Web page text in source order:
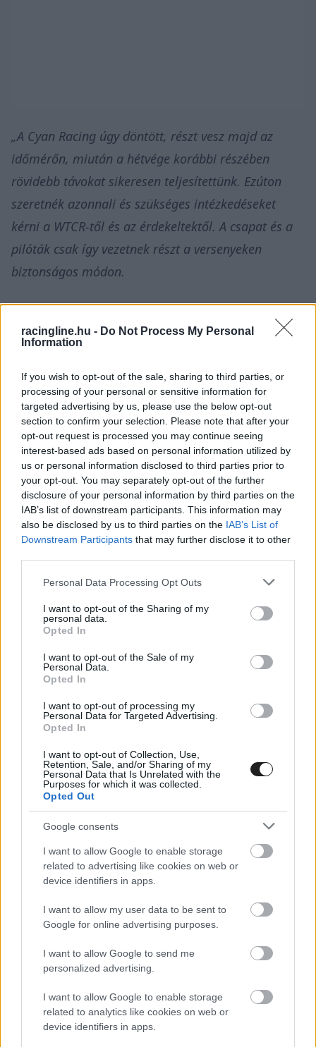
racingline.hu - Do Not Process My Personal
Information
If you wish to opt-out of the sale, sharing to third parties, or
processing of your personal or sensitive information for
targeted advertising by us, please use the below opt-out
section to confirm your selection. Please note that after your
opt-out request is processed you may continue seeing
interest-based ads based on personal information utilized by
us or personal information disclosed to third parties prior to
your opt-out. You may separately opt-out of the further
disclosure of your personal information by third parties on the
IAB’s list of downstream participants. This information may
also be disclosed by us to third parties on the IAB’s List of
Downstream Participants that may further disclose it to other
Please note that this website/app uses one or more Google
not limited to your visit or usage behaviour. You may click to
grant or deny consent to Google and its third-party tags to
use your data for below specified purposes in below Google
consent section.
Personal Data Processing Opt Outs
I want to opt-out of the Sharing of my
personal data.
Opted In
I want to opt-out of the Sale of my
Personal Data.
Opted In
I want to opt-out of processing my
Personal Data for Targeted Advertising.
Opted In
I want to opt-out of Collection, Use,
Retention, Sale, and/or Sharing of my
Personal Data that Is Unrelated with the
Purposes for which it was collected.
Opted Out
Google consents
I want to allow Google to enable storage
related to advertising like cookies on web or
device identifiers in apps.
I want to allow my user data to be sent to
Google for online advertising purposes.
I want to allow Google to send me
personalized advertising.
I want to allow Google to enable storage
related to analytics like cookies on web or
device identifiers in apps.
„A Cyan Racing úgy döntött, részt vesz majd az
időmérőn, miután a hétvége korábbi részében
rövidebb távokat sikeresen teljesítettünk. Ezúton
szeretnék azonnali és szükséges intézkedéseket
kérni a WTCR-től és az érdekeltektől. A csapat és a
pilóták csak így vezetnek részt a versenyeken
biztonságos módon.
Végleges döntést a versenyen való részvételről a
jogosultak intézkedése alapján fogunk hozni.”
A WTCR vallelungai második szabadedzésen
Yvan Muller 220 km/h-nál kapott defektet, a
baleset következtében pedig a Lynk & Co
azonnali intézkedés vár a szervezőktől.
„Nem tudjuk, mit próbálhatnánk ki, ót különböző
gondjai. Azt mondták, maximum 4,5°-os
dölésszöget használhatunk, de még kevesebbel sem
ment.
A többiek leghosszabb etapja is csak 15 körös volt,
de a verseny 23 körig tart, úgyhogy szerintem nem
vagyunk a legnehezebb auto, lehet, hogy ez a baj,
Majd lassan megyek, és megpróbálok elérni a
kockás zászlóig.”